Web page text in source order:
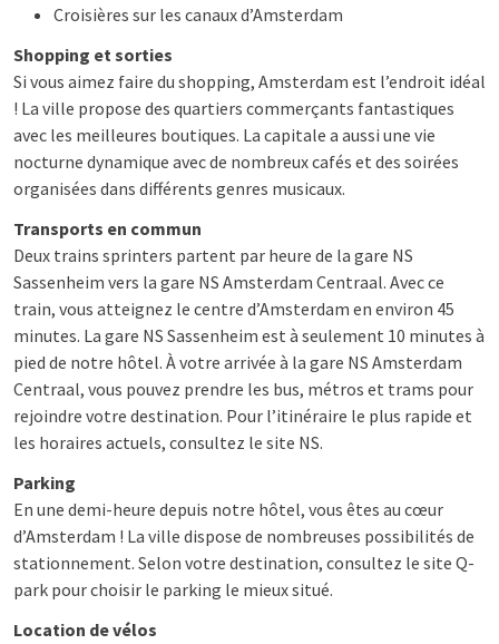
Croisières sur les canaux d’Amsterdam
Shopping et sorties
Si vous aimez faire du shopping, Amsterdam est l’endroit idéal
! La ville propose des quartiers commerçants fantastiques
avec les meilleures boutiques. La capitale a aussi une vie
nocturne dynamique avec de nombreux cafés et des soirées
organisées dans différents genres musicaux.
Transports en commun
Deux trains sprinters partent par heure de la gare NS
Sassenheim vers la gare NS Amsterdam Centraal. Avec ce
train, vous atteignez le centre d’Amsterdam en environ 45
minutes. La gare NS Sassenheim est à seulement 10 minutes à
pied de notre hôtel. À votre arrivée à la gare NS Amsterdam
Centraal, vous pouvez prendre les bus, métros et trams pour
rejoindre votre destination. Pour l’itinéraire le plus rapide et
les horaires actuels, consultez le site NS.
Parking
En une demi-heure depuis notre hôtel, vous êtes au cœur
d’Amsterdam ! La ville dispose de nombreuses possibilités de
stationnement. Selon votre destination, consultez le site Q-
park pour choisir le parking le mieux situé.
Location de vélos